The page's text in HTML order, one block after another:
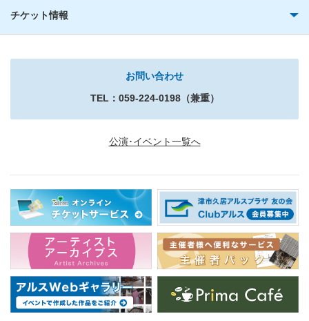
チケット情報
お問い合わせ
TEL：059-224-0198（兼重）
公演･イベント一覧へ